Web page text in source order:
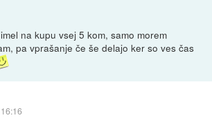
na kupu vsej 5 kom, samo morem
pa vprašanje če še delajo ker so ves čas